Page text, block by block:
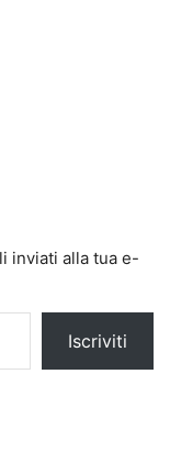
inviati alla tua e-
Iscriviti